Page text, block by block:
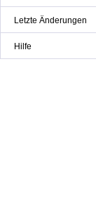
Letzte Änderungen
Hilfe